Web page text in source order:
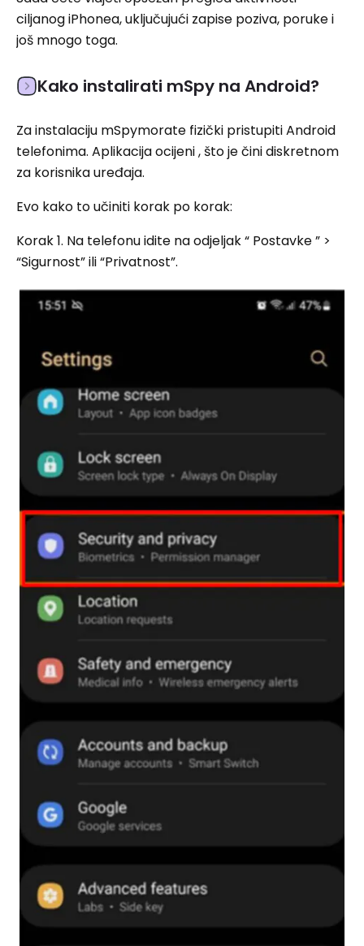
ciljanog iPhonea, uključujući zapise poziva, poruke i
još mnogo toga.
Kako instalirati mSpy na Android?
Za instalaciju mSpymorate fizički pristupiti Android
telefonima. Aplikacija ocijeni , što je čini diskretnom
za korisnika uređaja.
Evo kako to učiniti korak po korak:
Korak 1. Na telefonu idite na odjeljak “ Postavke ” >
“Sigurnost” ili “Privatnost”.